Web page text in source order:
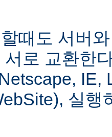
때도 서버
서로 교환한
IE,
실행